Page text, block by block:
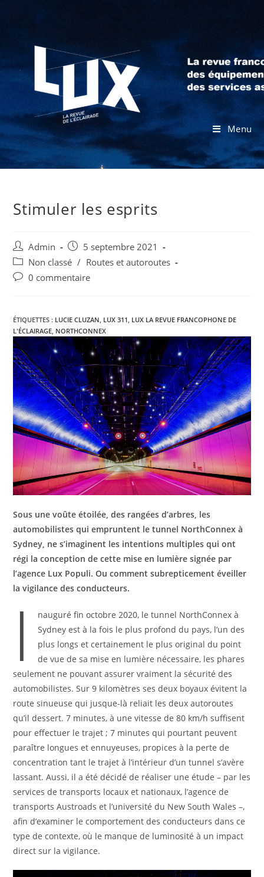
Menu
Stimuler les esprits
Admin
5 septembre 2021
Non classé / Routes et autoroutes
0 commentaire
ÉTIQUETTES : LUCIE CLUZAN, LUX 311, LUX LA REVUE FRANCOPHONE DE
L'ÉCLAIRAGE, NORTHCONNEX
Sous une voûte étoilée, des rangées d’arbres, les
automobilistes qui empruntent le tunnel NorthConnex à
Sydney, ne s’imaginent les intentions multiples qui ont
régi la conception de cette mise en lumière signée par
l’agence Lux Populi. Ou comment subrepticement éveiller
la vigilance des conducteurs.
I
nauguré fin octobre 2020, le tunnel NorthConnex à
Sydney est à la fois le plus profond du pays, l’un des
plus longs et certainement le plus original du point
de vue de sa mise en lumière nécessaire, les phares
seulement ne pouvant assurer vraiment la sécurité des
automobilistes. Sur 9 kilomètres ses deux boyaux évitent la
route sinueuse qui jusque-là reliait les deux autoroutes
qu’il dessert. 7 minutes, à une vitesse de 80 km/h suffisent
pour effectuer le trajet ; 7 minutes qui pourtant peuvent
paraître longues et ennuyeuses, propices à la perte de
concentration tant le trajet à l’intérieur d’un tunnel s’avère
lassant. Aussi, il a été décidé de réaliser une étude – par les
services de transports locaux et nationaux, l’agence de
transports Austroads et l’université du New South Wales –,
afin d’examiner le comportement des conducteurs dans ce
type de contexte, où le manque de luminosité à un impact
direct sur la vigilance.